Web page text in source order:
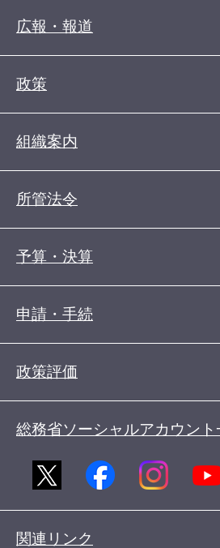
広報・報道
政策
組織案内
所管法令
予算・決算
申請・手続
政策評価
総務省ソーシャルアカウント
関連リンク